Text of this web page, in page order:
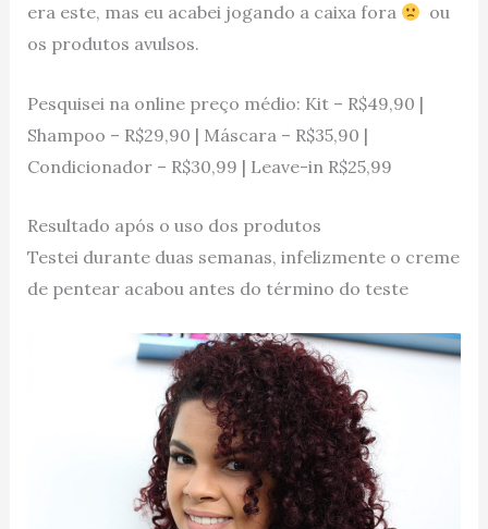
era este, mas eu acabei jogando a caixa fora
ou
os produtos avulsos.
Pesquisei na online preço médio: Kit – R$49,90 |
Shampoo – R$29,90 | Máscara – R$35,90 |
Condicionador – R$30,99 | Leave-in R$25,99
Resultado após o uso dos produtos
Testei durante duas semanas, infelizmente o creme
de pentear acabou antes do término do teste